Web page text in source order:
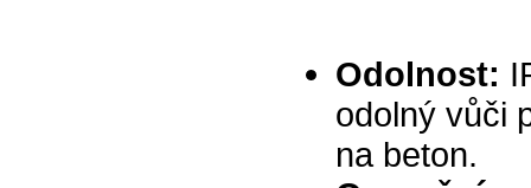
Odolnost:
odolný vůči
na beton.